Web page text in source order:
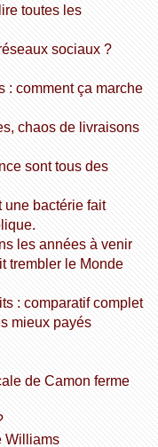
sociaux ?
les années à venir
: comparatif complet
mieux payés
Williams